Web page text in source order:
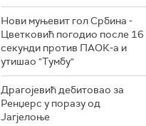
Нови муњевит гол Србина -
Цветковић погодио после 16
секунди против ПАОК-а и
утишао "Тумбу"
Драгојевић дебитовао за
Ренџерс у поразу од
Јагјелоње